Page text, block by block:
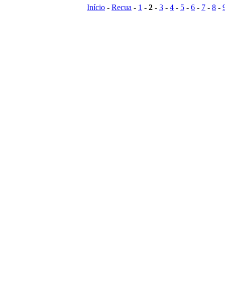
Início - Recua - 1 - 2 - 3 - 4 - 5 - 6 - 7 - 8 -